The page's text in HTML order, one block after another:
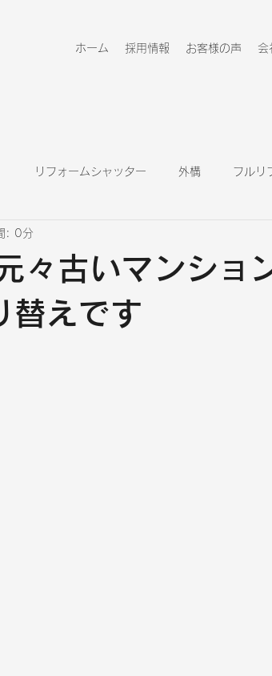
ホーム 採用情報 お客様の声 会
リフォームシャッター 外構 フルリ
浴室
々古いマンショ
替えです
: 0分